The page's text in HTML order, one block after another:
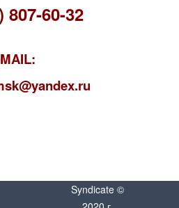
807-60-32
Syndicate ©